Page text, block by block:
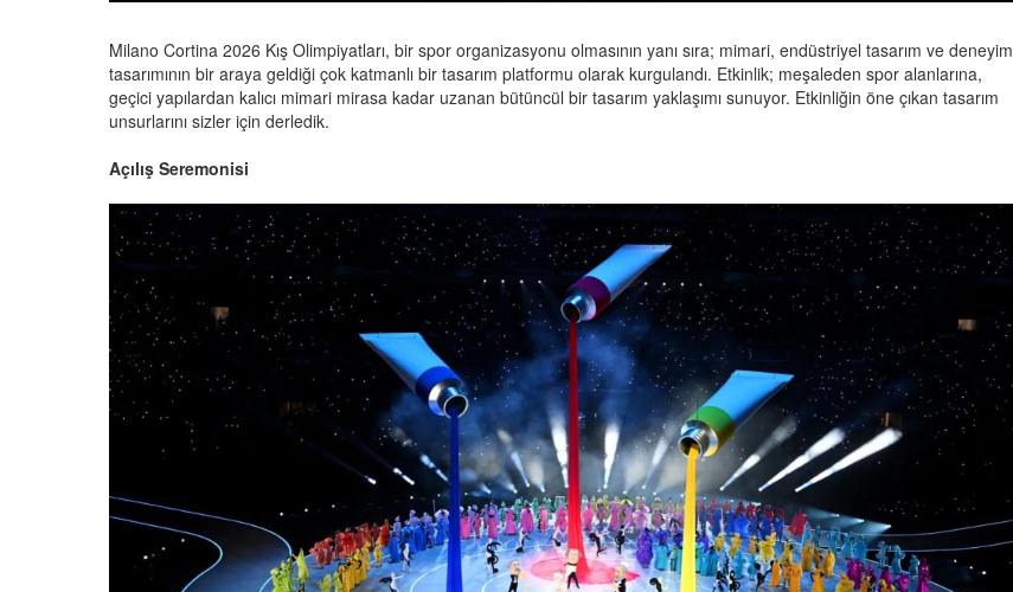
Milano Cortina 2026 Kış Olimpiyatları, bir spor organizasyonu olmasının yanı sıra; mimari, endüstriyel tasarım ve deneyim
tasarımının bir araya geldiği çok katmanlı bir tasarım platformu olarak kurgulandı. Etkinlik; meşaleden spor alanlarına,
geçici yapılardan kalıcı mimari mirasa kadar uzanan bütüncül bir tasarım yaklaşımı sunuyor. Etkinliğin öne çıkan tasarım
unsurlarını sizler için derledik.
Açılış Seremonisi